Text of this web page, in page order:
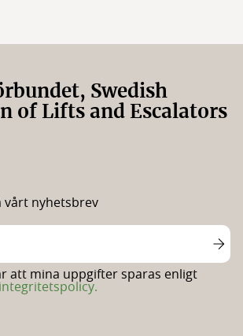
Swedish
of Lifts and Escalators
vårt nyhetsbrev
att mina uppgifter sparas enligt